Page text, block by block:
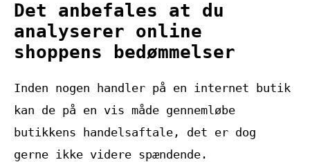
Det anbefales at du
analyserer online
shoppens bedømmelser
Inden nogen handler på en internet butik
kan de på en vis måde gennemløbe
butikkens handelsaftale, det er dog
gerne ikke videre spændende.